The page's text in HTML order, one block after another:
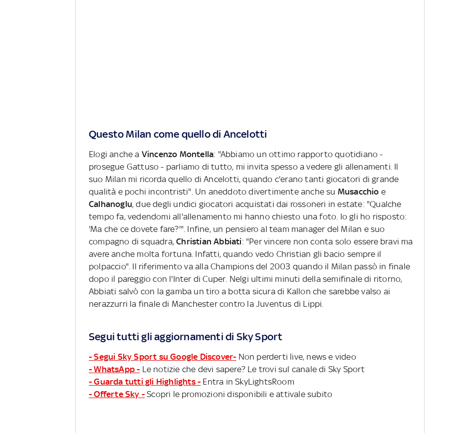
Questo Milan come quello di Ancelotti
Elogi anche a Vincenzo Montella: "Abbiamo un ottimo rapporto quotidiano -
prosegue Gattuso - parliamo di tutto, mi invita spesso a vedere gli allenamenti. Il
suo Milan mi ricorda quello di Ancelotti, quando c'erano tanti giocatori di grande
qualità e pochi incontristi". Un aneddoto divertimente anche su Musacchio e
Calhanoglu, due degli undici giocatori acquistati dai rossoneri in estate: "Qualche
tempo fa, vedendomi all'allenamento mi hanno chiesto una foto. Io gli ho risposto:
'Ma che ce dovete fare?'". Infine, un pensiero al team manager del Milan e suo
compagno di squadra, Christian Abbiati: "Per vincere non conta solo essere bravi ma
avere anche molta fortuna. Infatti, quando vedo Christian gli bacio sempre il
polpaccio". Il riferimento va alla Champions del 2003 quando il Milan passò in finale
dopo il pareggio con l'Inter di Cuper. Nelgi ultimi minuti della semifinale di ritorno,
Abbiati salvò con la gamba un tiro a botta sicura di Kallon che sarebbe valso ai
nerazzurri la finale di Manchester contro la Juventus di Lippi.
Segui tutti gli aggiornamenti di Sky Sport
- Segui Sky Sport su Google Discover- Non perderti live, news e video
- WhatsApp - Le notizie che devi sapere? Le trovi sul canale di Sky Sport
- Guarda tutti gli Highlights - Entra in SkyLightsRoom
- Offerte Sky - Scopri le promozioni disponibili e attivale subito